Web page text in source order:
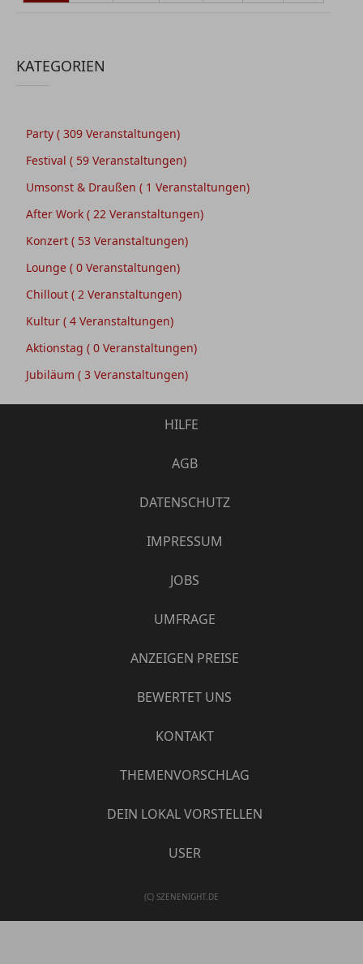
KATEGORIEN
Party ( 309 Veranstaltungen)
Festival ( 59 Veranstaltungen)
Umsonst & Draußen ( 1 Veranstaltungen)
After Work ( 22 Veranstaltungen)
Konzert ( 53 Veranstaltungen)
Lounge ( 0 Veranstaltungen)
Chillout ( 2 Veranstaltungen)
Kultur ( 4 Veranstaltungen)
Aktionstag ( 0 Veranstaltungen)
Jubiläum ( 3 Veranstaltungen)
HILFE
AGB
DATENSCHUTZ
IMPRESSUM
JOBS
UMFRAGE
ANZEIGEN PREISE
BEWERTET UNS
KONTAKT
THEMENVORSCHLAG
DEIN LOKAL VORSTELLEN
USER
(C) SZENENIGHT.DE